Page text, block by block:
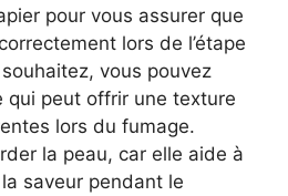
pour vous assurer que
lors de l’étape
vous pouvez
qui peut offrir une texture
lors du fumage.
la peau, car elle aide à
saveur pendant le